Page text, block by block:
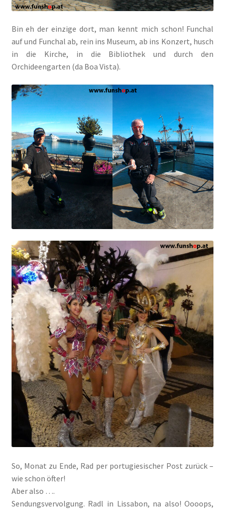
Bin eh der einzige dort, man kennt mich schon! Funchal
auf und Funchal ab, rein ins Museum, ab ins Konzert, husch
in die Kirche, in die Bibliothek und durch den
Orchideengarten (da Boa Vista).
So, Monat zu Ende, Rad per portugiesischer Post zurück –
wie schon öfter!
Aber also ….
Sendungsvervolgung. Radl in Lissabon, na also! Oooops,